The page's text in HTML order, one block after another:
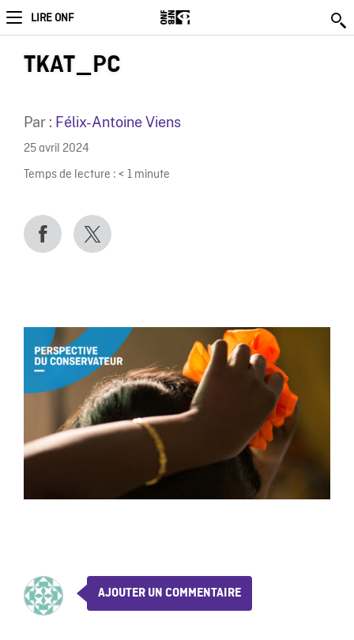
LIRE ONF
TKAT_PC
Par : Félix-Antoine Viens
25 avril 2024
Temps de lecture : < 1 minute
AJOUTER UN COMMENTAIRE